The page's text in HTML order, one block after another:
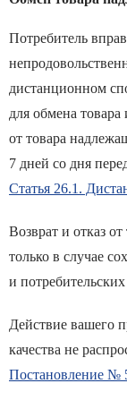
Потребитель
дистанционном
для обмена
от товара
7 дней со дня
Статья 26.1.
Возврат и отказ
только в случае
и
Действие вашего
качества не
Постановление №